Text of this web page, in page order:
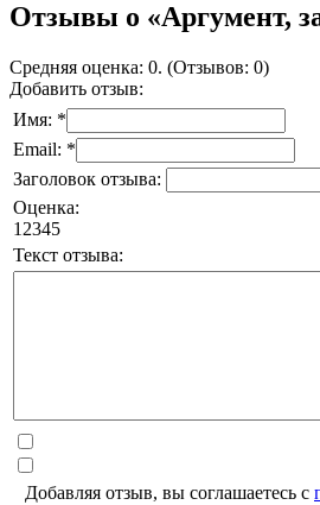
Отзывы о «Аргумент,
Средняя оценка: 0. (Отзывов: 0)
Добавить отзыв:
Имя: *
Email: *
Заголовок отзыва:
Оценка:
1 2345
Текст отзыва:
Добавляя отзыв, вы соглашаетесь с